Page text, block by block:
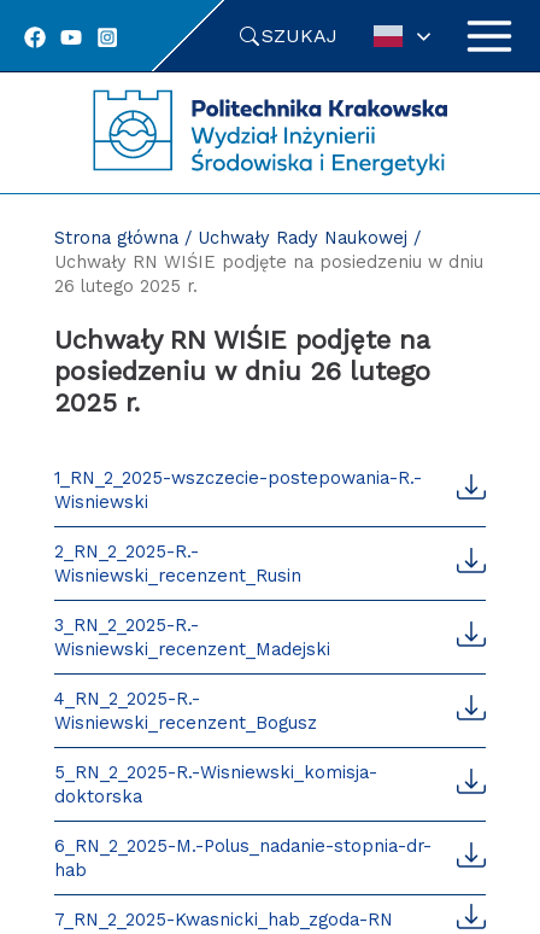
SZUKAJ
Strona główna/ Uchwały Rady Naukowej /
Uchwały RN WIŚIE podjęte na posiedzeniu w dniu
26 lutego 2025 r.
Uchwały RN WIŚIE podjęte na
posiedzeniu w dniu 26 lutego
2025 r.
1_RN_2_2025-wszczecie-postepowania-R.-
Wisniewski
2_RN_2_2025-R.-
Wisniewski_recenzent_Rusin
3_RN_2_2025-R.-
Wisniewski_recenzent_Madejski
4_RN_2_2025-R.-
Wisniewski_recenzent_Bogusz
5_RN_2_2025-R.-Wisniewski_komisja-
doktorska
6_RN_2_2025-M.-Polus_nadanie-stopnia-dr-
hab
7_RN_2_2025-Kwasnicki_hab_zgoda-RN